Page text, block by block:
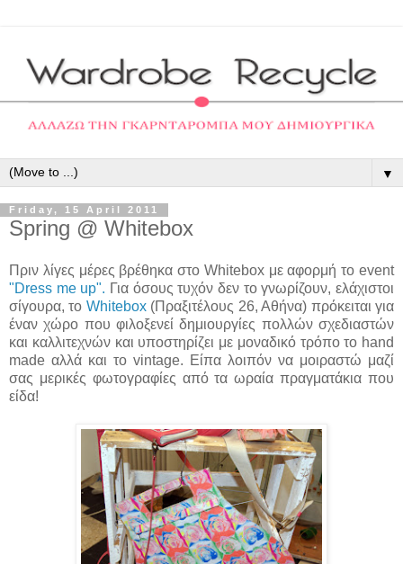
▼
Friday, 15 April 2011
Spring @ Whitebox
Πριν λίγες μέρες βρέθηκα στο Whitebox με αφορμή το event
"Dress me up". Για όσους τυχόν δεν το γνωρίζουν, ελάχιστοι
σίγουρα, το Whitebox (Πραξιτέλους 26, Αθήνα) πρόκειται για
έναν χώρο που φιλοξενεί δημιουργίες πολλών σχεδιαστών
και καλλιτεχνών και υποστηρίζει με μοναδικό τρόπο το hand
made αλλά και το vintage. Είπα λοιπόν να μοιραστώ μαζί
σας μερικές φωτογραφίες από τα ωραία πραγματάκια που
είδα!